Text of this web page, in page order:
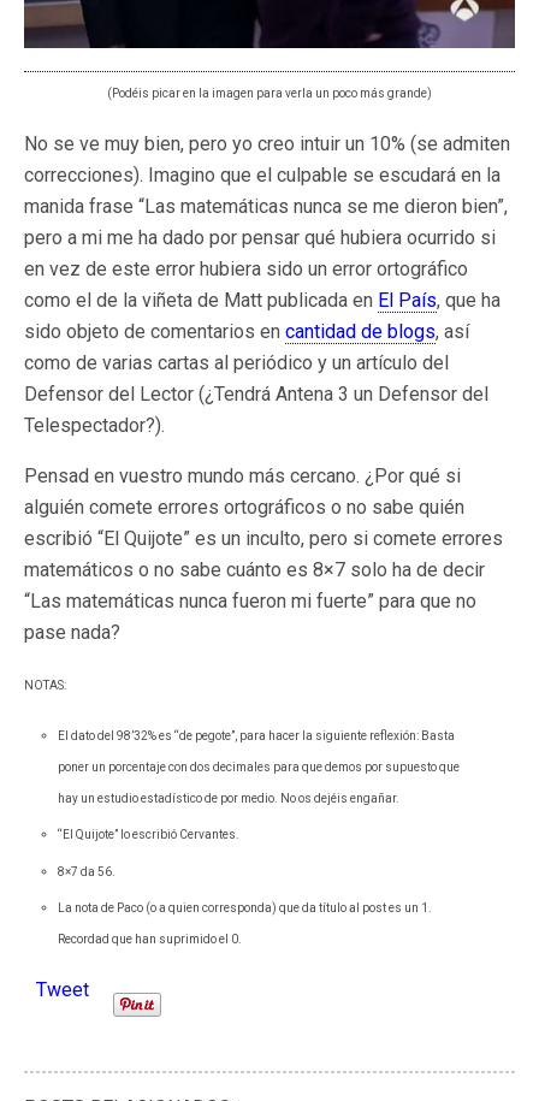
(Podéis picar en la imagen para verla un poco más grande)
No se ve muy bien, pero yo creo intuir un 10% (se admiten
correcciones). Imagino que el culpable se escudará en la
manida frase “Las matemáticas nunca se me dieron bien”,
pero a mi me ha dado por pensar qué hubiera ocurrido si
en vez de este error hubiera sido un error ortográfico
como el de la viñeta de Matt publicada en El País, que ha
sido objeto de comentarios en cantidad de blogs, así
como de varias cartas al periódico y un artículo del
Defensor del Lector (¿Tendrá Antena 3 un Defensor del
Telespectador?).
Pensad en vuestro mundo más cercano. ¿Por qué si
alguién comete errores ortográficos o no sabe quién
escribió “El Quijote” es un inculto, pero si comete errores
matemáticos o no sabe cuánto es 8×7 solo ha de decir
“Las matemáticas nunca fueron mi fuerte” para que no
pase nada?
NOTAS:
El dato del 98’32% es “de pegote”, para hacer la siguiente reflexión: Basta
poner un porcentaje con dos decimales para que demos por supuesto que
hay un estudio estadístico de por medio. No os dejéis engañar.
“El Quijote” lo escribió Cervantes.
8×7 da 56.
La nota de Paco (o a quien corresponda) que da título al post es un 1.
Recordad que han suprimido el 0.
Tweet